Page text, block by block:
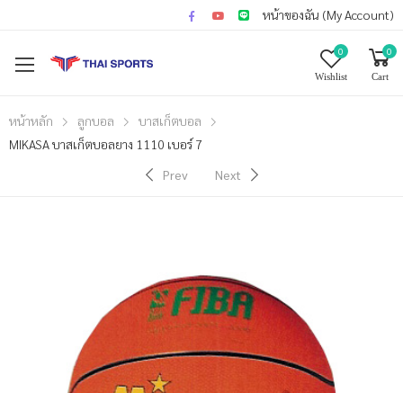
หน้าของฉัน (My Account)
0
Wishlist
0
Cart
หน้าหลัก ลูกบอล
บาสเก็ตบอล
MIKASA บาสเก็ตบอลยาง 1110 เบอร์ 7
Prev
Next